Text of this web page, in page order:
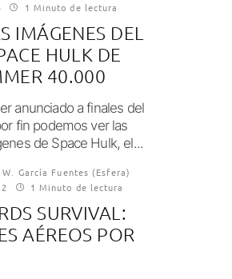
1 Minuto de lectura
IMÁGENES DEL
HULK DE
40.000
anunciado a finales del
fin podemos ver las
de Space Hulk, el...
García Fuentes (Esfera)
1 Minuto de lectura
SURVIVAL:
AÉREOS POR